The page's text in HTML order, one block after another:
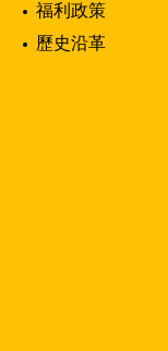
福利政策
歷史沿革